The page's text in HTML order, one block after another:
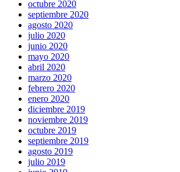
octubre 2020
septiembre 2020
agosto 2020
julio 2020
junio 2020
mayo 2020
abril 2020
marzo 2020
febrero 2020
enero 2020
diciembre 2019
noviembre 2019
octubre 2019
septiembre 2019
agosto 2019
julio 2019